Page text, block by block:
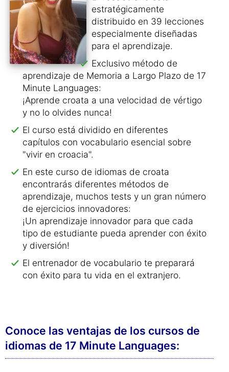
estratégicamente
distribuido en 39 lecciones
especialmente diseñadas
para el aprendizaje.
Exclusivo método de
aprendizaje de Memoria a Largo Plazo de 17
Minute Languages:
¡Aprende croata a una velocidad de vértigo
y no lo olvides nunca!
El curso está dividido en diferentes
capítulos con vocabulario esencial sobre
"vivir en croacia".
En este curso de idiomas de croata
encontrarás diferentes métodos de
aprendizaje, muchos tests y un gran número
de ejercicios innovadores:
¡Un aprendizaje innovador para que cada
tipo de estudiante pueda aprender con éxito
y diversión!
El entrenador de vocabulario te preparará
con éxito para tu vida en el extranjero.
Conoce las ventajas de los cursos de
idiomas de 17 Minute Languages: